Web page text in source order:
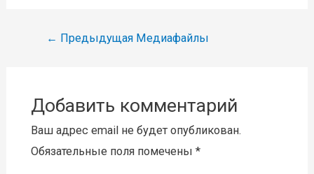
Навигация
← Предыдущая Медиафайлы
Добавить комментарий
Ваш адрес email не будет опубликован.
Обязательные поля помечены *